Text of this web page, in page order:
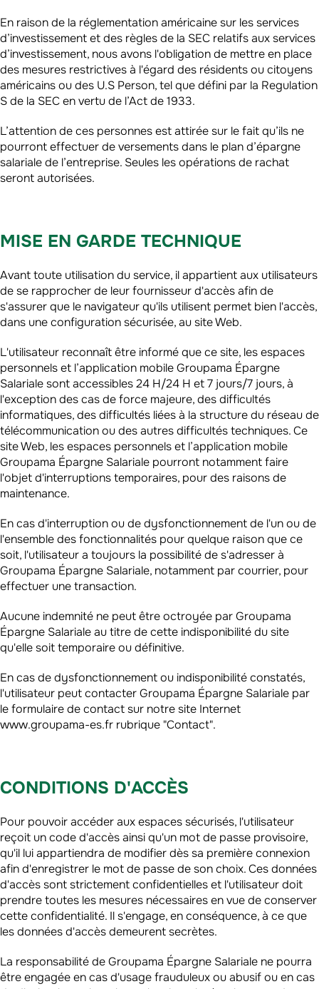
En raison de la réglementation américaine sur les services
d’investissement et des règles de la SEC relatifs aux services
d’investissement, nous avons l'obligation de mettre en place
des mesures restrictives à l'égard des résidents ou citoyens
américains ou des U.S Person, tel que défini par la Regulation
S de la SEC en vertu de l’Act de 1933.
L’attention de ces personnes est attirée sur le fait qu’ils ne
pourront effectuer de versements dans le plan d’épargne
salariale de l’entreprise. Seules les opérations de rachat
seront autorisées.
MISE EN GARDE TECHNIQUE
Avant toute utilisation du service, il appartient aux utilisateurs
de se rapprocher de leur fournisseur d'accès afin de
s'assurer que le navigateur qu'ils utilisent permet bien l'accès,
dans une configuration sécurisée, au site Web.
L'utilisateur reconnaît être informé que ce site, les espaces
personnels et l’application mobile Groupama Épargne
Salariale sont accessibles 24 H/24 H et 7 jours/7 jours, à
l'exception des cas de force majeure, des difficultés
informatiques, des difficultés liées à la structure du réseau de
télécommunication ou des autres difficultés techniques. Ce
site Web, les espaces personnels et l’application mobile
Groupama Épargne Salariale pourront notamment faire
l'objet d'interruptions temporaires, pour des raisons de
maintenance.
En cas d'interruption ou de dysfonctionnement de l'un ou de
l'ensemble des fonctionnalités pour quelque raison que ce
soit, l'utilisateur a toujours la possibilité de s'adresser à
Groupama Épargne Salariale, notamment par courrier, pour
effectuer une transaction.
Aucune indemnité ne peut être octroyée par Groupama
Épargne Salariale au titre de cette indisponibilité du site
qu'elle soit temporaire ou définitive.
En cas de dysfonctionnement ou indisponibilité constatés,
l'utilisateur peut contacter Groupama Épargne Salariale par
le formulaire de contact sur notre site Internet
www.groupama-es.fr rubrique "Contact".
CONDITIONS D'ACCÈS
Pour pouvoir accéder aux espaces sécurisés, l'utilisateur
reçoit un code d'accès ainsi qu'un mot de passe provisoire,
qu'il lui appartiendra de modifier dès sa première connexion
afin d'enregistrer le mot de passe de son choix. Ces données
d'accès sont strictement confidentielles et l'utilisateur doit
prendre toutes les mesures nécessaires en vue de conserver
cette confidentialité. Il s'engage, en conséquence, à ce que
les données d'accès demeurent secrètes.
La responsabilité de Groupama Épargne Salariale ne pourra
être engagée en cas d'usage frauduleux ou abusif ou en cas